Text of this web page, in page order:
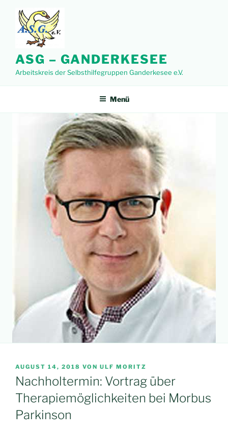
Inhalt
springen
ASG – GANDERKESEE
Arbeitskreis der Selbsthilfegruppen Ganderkesee e.V.
Menü
VERÖFFENTLICHT
AM
AUGUST 14, 2018 VON ULF MORITZ
Nachholtermin: Vortrag über
Therapiemöglichkeiten bei Morbus
Parkinson